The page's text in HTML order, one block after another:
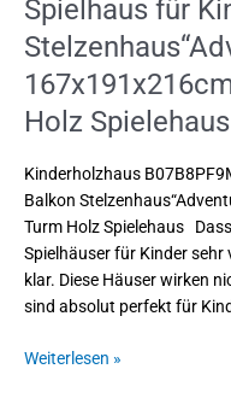
Spielhaus für
Holz Spielehaus
Kinderholzhaus
Balkon
Turm Holz Spielehaus
Spielhäuser für Kinder
klar. Diese Häuser wirken
sind absolut perfekt für
Weiterlesen »